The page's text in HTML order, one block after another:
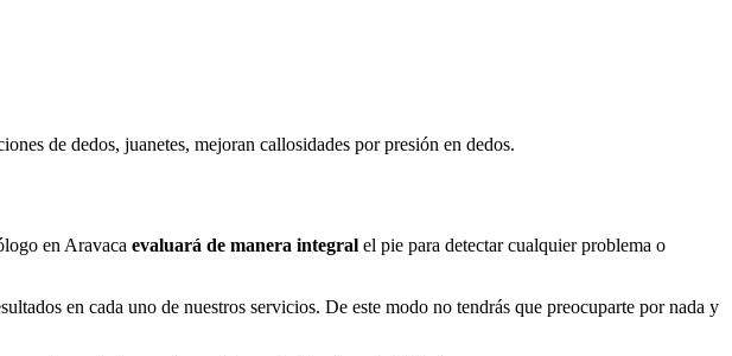
de dedos, juanetes, mejoran callosidades por presión en dedos.
en Aravaca evaluará de manera integral el pie para detectar cualquier problema o
en cada uno de nuestros servicios. De este modo no tendrás que preocuparte por nada y